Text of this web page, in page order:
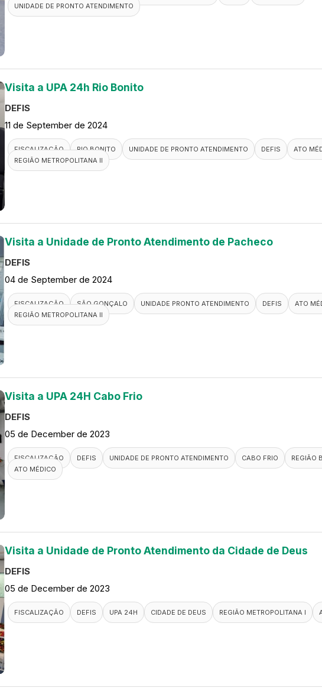
UNIDADE DE PRONTO ATENDIMENTO
Visita a UPA 24h Rio Bonito
DEFIS
11 de September de 2024
FISCALIZAÇÃO RIO BONITO UNIDADE DE PRONTO ATENDIMENTO DEFIS
ATO
REGIÃO METROPOLITANA II
Visita a Unidade de Pronto Atendimento de Pacheco
DEFIS
04 de September de 2024
FISCALIZAÇÃO SÃO GONÇALO UNIDADE PRONTO ATENDIMENTO DEFIS
ATO
REGIÃO METROPOLITANA II
Visita a UPA 24H Cabo Frio
DEFIS
05 de December de 2023
FISCALIZAÇÃO DEFIS UNIDADE DE PRONTO ATENDIMENTO CABO FRIO
REGIÃO
ATO MÉDICO
Visita a Unidade de Pronto Atendimento da Cidade de Deus
DEFIS
05 de December de 2023
FISCALIZAÇÃO DEFIS UPA 24H CIDADE DE DEUS REGIÃO METROPOLITANA I